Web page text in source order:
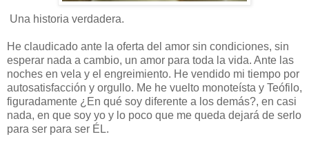
Una historia verdadera.
He claudicado ante la oferta del amor sin condiciones, sin
esperar nada a cambio, un amor para toda la vida. Ante las
noches en vela y el engreimiento. He vendido mi tiempo por
autosatisfacción y orgullo. Me he vuelto monoteísta y Teófilo,
figuradamente ¿En qué soy diferente a los demás?, en casi
nada, en que soy yo y lo poco que me queda dejará de serlo
para ser para ser ÉL.